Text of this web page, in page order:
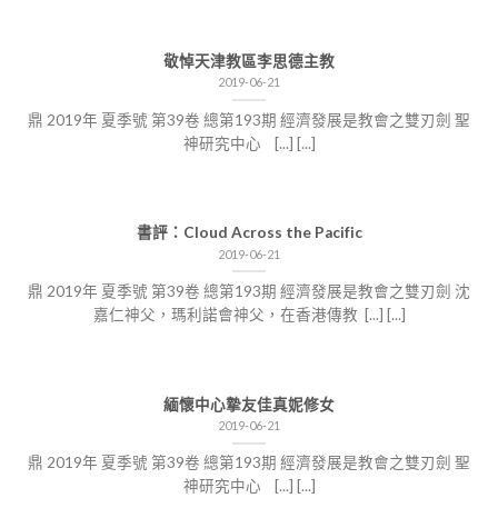
敬悼天津教區李思德主教
2019-06-21
鼎 2019年 夏季號 第39卷 總第193期 經濟發展是教會之雙刃劍 聖
神研究中心 [...] [...]
書評：Cloud Across the Pacific
2019-06-21
鼎 2019年 夏季號 第39卷 總第193期 經濟發展是教會之雙刃劍 沈
嘉仁神父，瑪利諾會神父，在香港傳教 [...] [...]
緬懷中心摯友佳真妮修女
2019-06-21
鼎 2019年 夏季號 第39卷 總第193期 經濟發展是教會之雙刃劍 聖
神研究中心 [...] [...]